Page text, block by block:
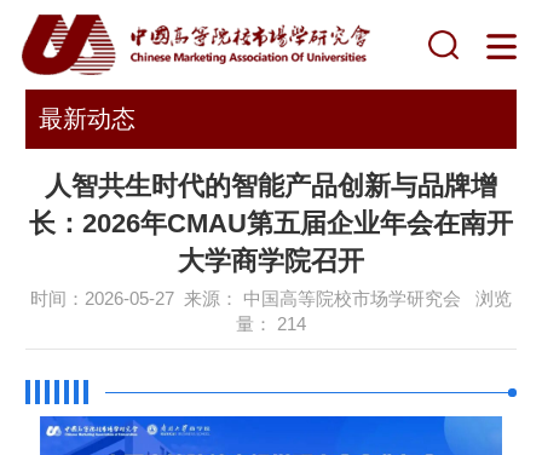
最新动态
人智共生时代的智能产品创新与品牌增
长：2026年CMAU第五届企业年会在南开
大学商学院召开
时间：2026-05-27 来源： 中国高等院校市场学研究会 浏览
量： 214